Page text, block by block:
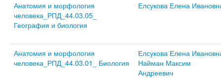
Анатомия и морфология
человека_РПД_44.03.05_
География и биология
Елсукова Елена
Анатомия и морфология
человека_РПД_44.03.01_ Биология
Елсукова Елена
Найман Максим
Андреевич